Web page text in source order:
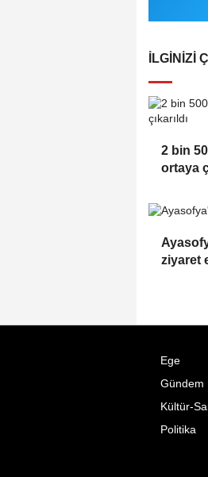
İLGINIZI
2 bin
ortaya
ziyaret
Ege
Gündem
Kültür-
Politika